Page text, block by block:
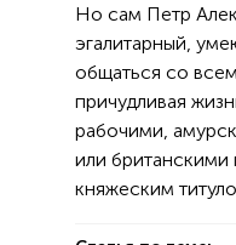
Но сам Петр
эгалитарный,
общаться со
причудливая
рабочими,
или
княжеским